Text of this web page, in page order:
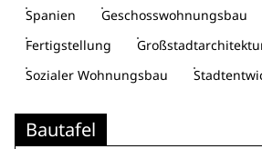
Spanien Geschosswohnungsbau
Fertigstellung
Sozialer Wohnungsbau
Bautafel